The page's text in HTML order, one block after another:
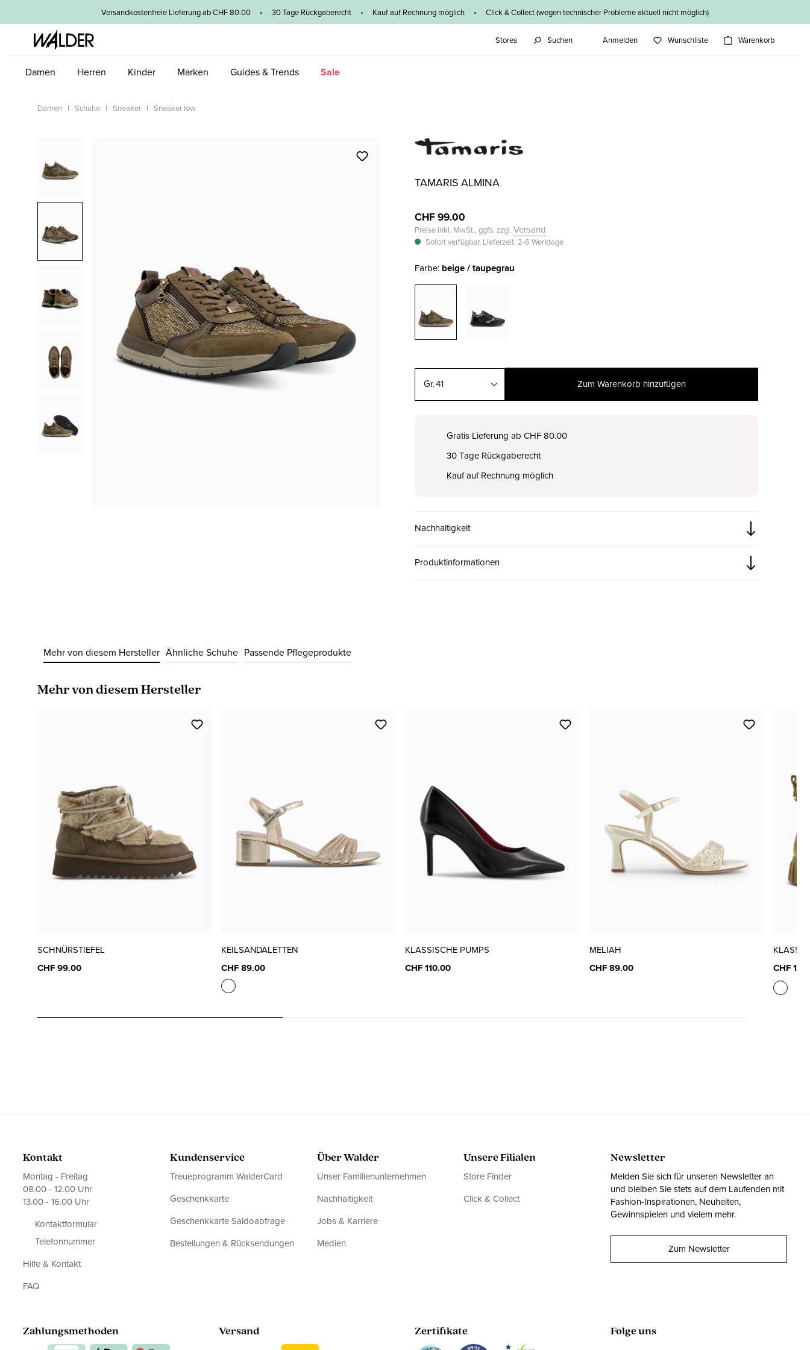
Zur Hauptnavigation springenVersandkostenfreie Lieferung ab CHF 80.00 • 30 Tage Rückgaberecht • Kauf auf Rechnung möglich • Click & Collect (wegen technischer Probleme aktuell nicht möglich)
Stores Suchen Anmelden Wunschliste Warenkorb
Damen Herren Kinder Marken Guides & Trends Sale
Damen Schuhe Sneaker Sneaker low
TAMARIS ALMINA
CHF 99.00
Preise inkl. MwSt., ggfs. zzgl. Versand
Sofort verfügbar, Lieferzeit: 2-6 Werktage
Farbe: beige / taupegrau
41
CHF 99.00
Zum Warenkorb hinzufügen
Gratis Lieferung ab CHF 80.00
30 Tage Rückgaberecht
Kauf auf Rechnung möglich
Nachhaltigkeit
Produktinformationen
Mehr von diesem Hersteller Ähnliche Schuhe Passende Pflegeprodukte
Produktgalerie überspringen
Mehr von diesem Hersteller
SCHNÜRSTIEFEL
CHF 99.00
KEILSANDALETTEN
CHF 89.00
KLASSISCHE PUMPS
CHF 110.00
MELIAH
CHF 89.00
CHF
Kontakt
Montag - Freitag
08.00 - 12.00 Uhr
13.00 - 16.00 Uhr
Kontaktformular
Telefonnummer
Hilfe & Kontakt
FAQ
Kundenservice
Treueprogramm WalderCard
Geschenkkarte
Geschenkkarte Saldoabfrage
Bestellungen & Rücksendungen
Über Walder
Unser Familienunternehmen
Nachhaltigkeit
Jobs & Karriere
Medien
Unsere Filialen
Store Finder
Click & Collect
Newsletter
Melden Sie sich für unseren Newsletter an
und bleiben Sie stets auf dem Laufenden mit
Fashion-Inspirationen, Neuheiten,
Gewinnspielen und vielem mehr.
Zum Newsletter
Zahlungsmethoden Versand Zertifikate Folge uns